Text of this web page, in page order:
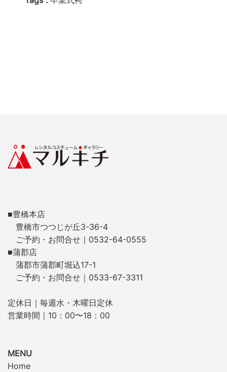
■豊橋本店
豊橋市つつじが丘3-36-4
ご予約・お問合せ｜0532-64-0555
■蒲郡店
蒲郡市蒲郡町堀込17-1
ご予約・お問合せ｜0533-67-3311
定休日｜毎週水・木曜日定休
営業時間｜10：00〜18：00
MENU
Home